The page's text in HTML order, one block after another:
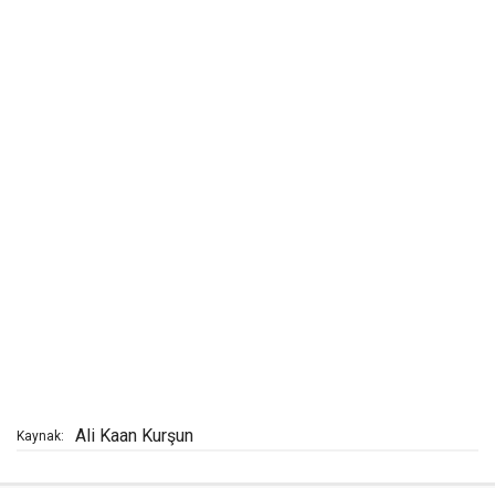
Kaynak: Ali Kaan Kurşun